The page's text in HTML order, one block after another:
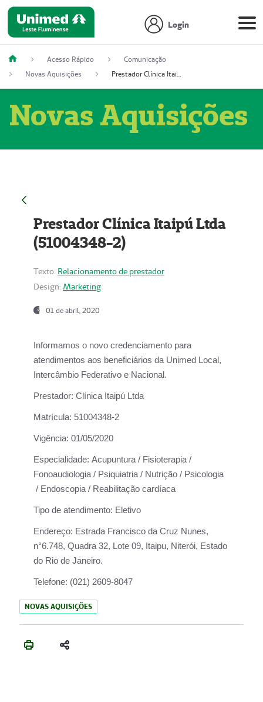
Login
Acesso Rápido
Comunicação
Novas Aquisições
Prestador Clínica Itaipú Ltda (51004348-2)
Novas Aquisições
Prestador Clínica Itaipú Ltda
(51004348-2)
Texto: Relacionamento de prestador
Design: Marketing
01 de abril, 2020
Informamos o novo credenciamento para
atendimentos aos beneficiários da Unimed Local,
Intercâmbio Federativo e Nacional.
Prestador: Clínica Itaipú Ltda
Matrícula: 51004348-2
Vigência: 01/05/2020
Especialidade: Acupuntura / Fisioterapia /
Fonoaudiologia / Psiquiatria / Nutrição / Psicologia
/ Endoscopia / Reabilitação cardíaca
Tipo de atendimento: Eletivo
Endereço: Estrada Francisco da Cruz Nunes,
n°6.748, Quadra 32, Lote 09, Itaipu, Niterói, Estado
do Rio de Janeiro.
Telefone: (021) 2609-8047
NOVAS AQUISIÇÕES